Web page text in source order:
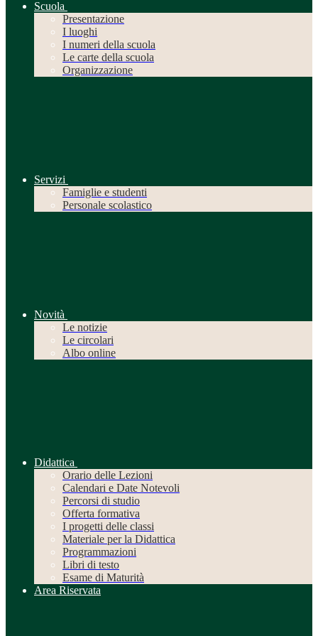
Scuola
Presentazione
I luoghi
I numeri della scuola
Le carte della scuola
Organizzazione
Servizi
Famiglie e studenti
Personale scolastico
Novità
Le notizie
Le circolari
Albo online
Didattica
Orario delle Lezioni
Calendari e Date Notevoli
Percorsi di studio
Offerta formativa
I progetti delle classi
Materiale per la Didattica
Programmazioni
Libri di testo
Esame di Maturità
Area Riservata